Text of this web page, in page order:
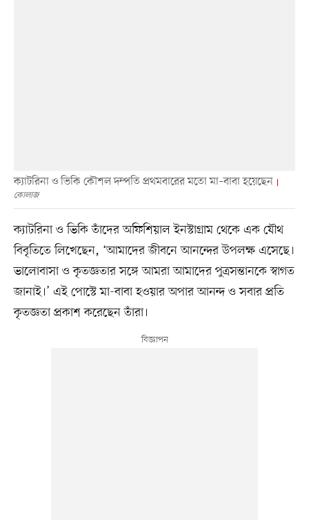
ক্যাটরিনা ও ভিকি কৌশল দম্পতি প্রথমবারের মতো মা–বাবা হয়েছেন
কোলাজ
ক্যাটরিনা ও ভিকি তাঁদের অফিশিয়াল ইনস্টাগ্রাম থেকে এক যৌথ
বিবৃতিতে লিখেছেন, ‘আমাদের জীবনে আনন্দের উপলক্ষ এসেছে।
ভালোবাসা ও কৃতজ্ঞতার সঙ্গে আমরা আমাদের পুত্রসন্তানকে স্বাগত
জানাই।’ এই পোস্টে মা-বাবা হওয়ার অপার আনন্দ ও সবার প্রতি
কৃতজ্ঞতা প্রকাশ করেছেন তাঁরা।